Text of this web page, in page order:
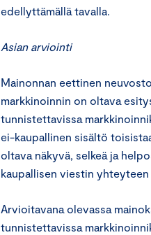
edellyttämällä tavalla.
Asian arviointi
Mainonnan eettinen
markkinoinnin on oltava
tunnistettavissa
ei-kaupallinen sisältö
oltava näkyvä, selkeä ja
kaupallisen viestin
Arvioitavana olevassa
tunnistettavissa